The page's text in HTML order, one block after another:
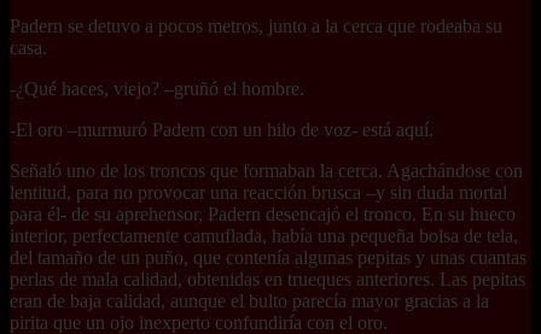
Padern se detuvo a pocos metros, junto a la cerca que rodeaba su
casa.
-¿Qué haces, viejo? –gruñó el hombre.
-El oro –murmuró Padern con un hilo de voz- está aquí.
Señaló uno de los troncos que formaban la cerca. Agachándose con
lentitud, para no provocar una reacción brusca –y sin duda mortal
para él- de su aprehensor, Padern desencajó el tronco. En su hueco
interior, perfectamente camuflada, había una pequeña bolsa de tela,
del tamaño de un puño, que contenía algunas pepitas y unas cuantas
perlas de mala calidad, obtenidas en trueques anteriores. Las pepitas
eran de baja calidad, aunque el bulto parecía mayor gracias a la
pirita que un ojo inexperto confundiría con el oro.